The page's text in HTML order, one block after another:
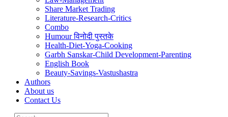
Share Market Trading
Literature-Research-Critics
Combo
Humour विनोदी पुस्तके
Health-Diet-Yoga-Cooking
Garbh Sanskar-Child Development-Parenting
English Book
Beauty-Savings-Vastushastra
Authors
About us
Contact Us